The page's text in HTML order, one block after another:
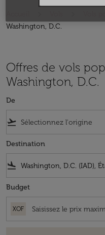
Washington, D.C.
Offres de vols
Washington, D.C.
De
flight_takeoff
Destination
flight_land
Budget
XOF